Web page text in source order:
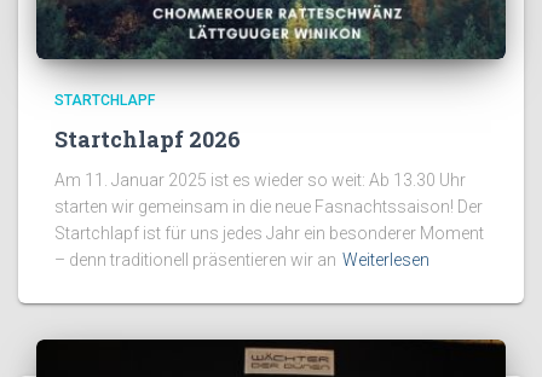
STARTCHLAPF
Startchlapf 2026
Am 11. Januar 2025 ist es wieder so weit: Ab 13.30 Uhr
starten wir gemeinsam in die neue Fasnachtssaison! Der
Startchlapf ist für uns jedes Jahr ein besonderer Moment
– denn traditionell präsentieren wir an Weiterlesen